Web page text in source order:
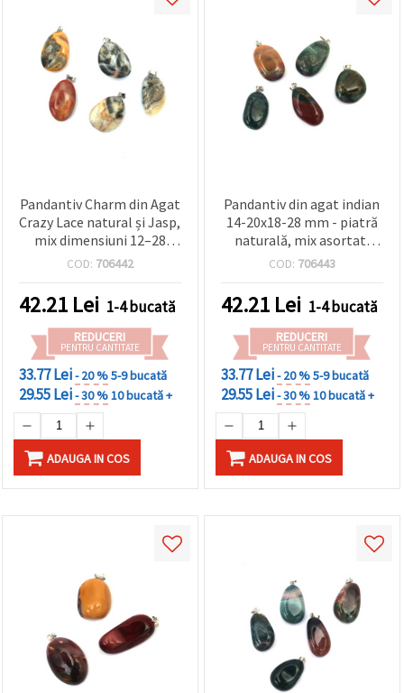
Pandantiv Charm din Agat
Crazy Lace natural și Jasp,
mix dimensiuni 12–28
mm, piatră semiprețioasă
COD: 706442
42.21 Lei 1-4 bucată
REDUCERI
PENTRU CANTITATE
33.77 Lei- 20 %5-9 bucată
29.55 Lei- 30 %10 bucată +
ADAUGA IN COS
Pandantiv din agat indian
14-20x18-28 mm - piatră
naturală, mix asortat,
pentru bijuterii handmade
COD: 706443
42.21 Lei 1-4 bucată
REDUCERI
PENTRU CANTITATE
33.77 Lei- 20 %5-9 bucată
29.55 Lei- 30 %10 bucată +
ADAUGA IN COS